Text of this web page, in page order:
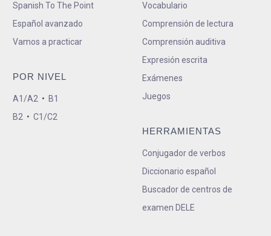
Spanish To The Point
Español avanzado
Vamos a practicar
POR NIVEL
A1/A2 • B1
B2 • C1/C2
Vocabulario
Comprensión de lectura
Comprensión auditiva
Expresión escrita
Exámenes
Juegos
HERRAMIENTAS
Conjugador de verbos
Diccionario español
Buscador de centros de
examen DELE